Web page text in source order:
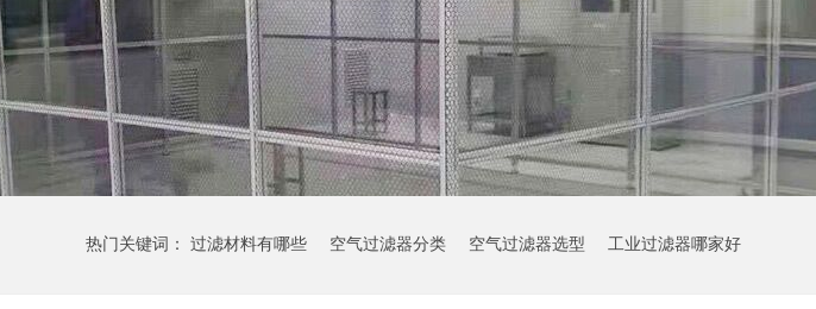
热门关键词： 过滤材料有哪些 空气过滤器分类 空气过滤器选型 工业过滤器哪家好